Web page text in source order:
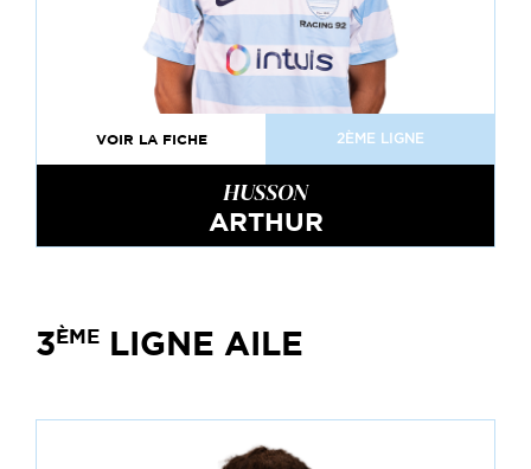
VOIR LA FICHE 2ÈME LIGNE
HUSSON
ARTHUR
3ÈME LIGNE AILE